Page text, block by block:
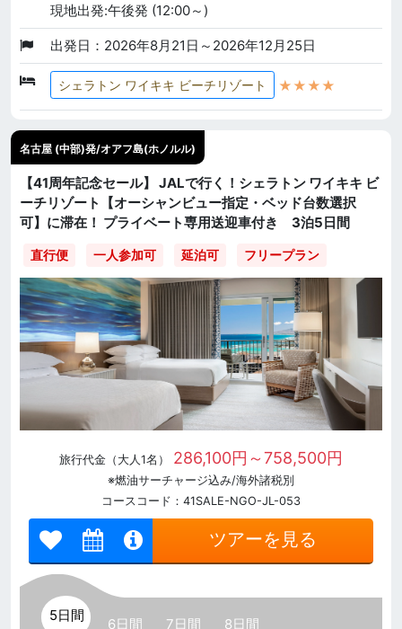
現地出発:午後発 (12:00～)
出発日：2026年8月21日～2026年12月25日
シェラトン ワイキキ ビーチリゾート ★★★★
名古屋 (中部)発/オアフ島(ホノルル)
【41周年記念セール】 JALで行く！シェラトン ワイキキ ビ
ーチリゾート【オーシャンビュー指定・ベッド台数選択
可】に滞在！ プライベート専用送迎車付き 3泊5日間
直行便 一人参加可 延泊可 フリープラン
旅行代金（大人1名） 286,100円～758,500円
※燃油サーチャージ込み/海外諸税別
コースコード：41SALE-NGO-JL-053
ツアーを見る
5日間
6日間 7日間 8日間